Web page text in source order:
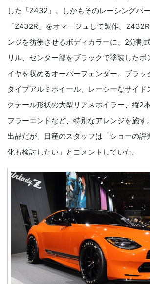
した「Z432」、しかもそのレーシングバ
「Z432R」をオマージュして製作。
ンジを彷彿させるボディカラーに、2分割
リル、センター部をブラックで塗装したボ
イヤを収めるオーバーフェンダー、ブラッ
タイプアルミホイール、レーシーなサイド
クテール形状の大型リアスポイラー、縦2
フラーエンドなど、特別なアレンジを施す
出品だが、日産のスタッフは「ショーの評
化も検討したい」とコメントしていた。